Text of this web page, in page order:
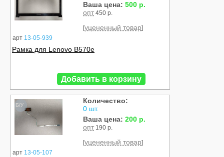
арт 13-05-939
Ваша цена: 500 р.
опт 450 р.
[уцененный товар]
Рамка для Lenovo B570e
Добавить в корзину
Б/У
арт 13-05-107
Количество:
0 шт.
Ваша цена: 200 р.
опт 190 р.
[уцененный товар]